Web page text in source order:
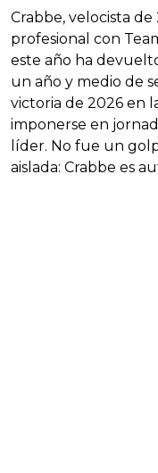
Crabbe, velocista
profesional con
este año ha
un año y medio de
victoria de 2026 en
imponerse en
líder. No fue un
aislada: Crabbe es